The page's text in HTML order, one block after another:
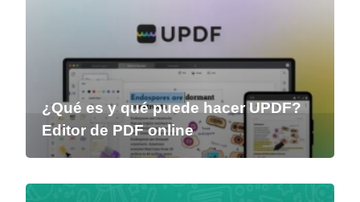
¿Qué es y qué puede hacer UPDF?
Editor de PDF online